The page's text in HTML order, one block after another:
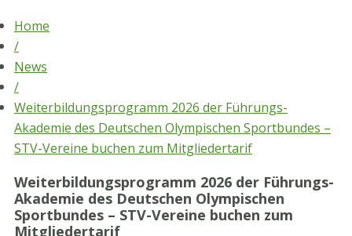
to
content
Home
/
News
/
Weiterbildungsprogramm 2026 der Führungs-
Akademie des Deutschen Olympischen Sportbundes –
STV-Vereine buchen zum Mitgliedertarif
Weiterbildungsprogramm 2026 der Führungs-
Akademie des Deutschen Olympischen
Sportbundes – STV-Vereine buchen zum
Mitgliedertarif